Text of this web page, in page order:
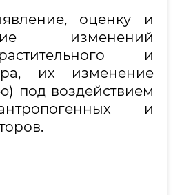
оценку и
изменений
и
их изменение
под воздействием
и